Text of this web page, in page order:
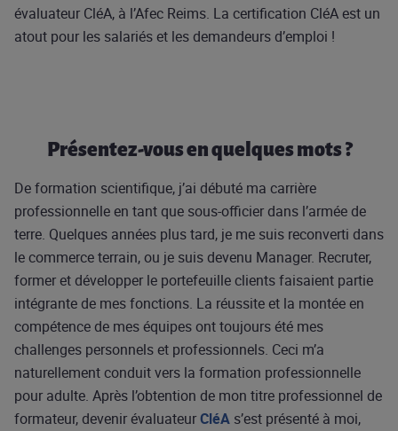
évaluateur CléA, à l’Afec Reims. La certification CléA est un
atout pour les salariés et les demandeurs d’emploi !
Présentez-vous en quelques mots ?
De formation scientifique, j’ai débuté ma carrière
professionnelle en tant que sous-officier dans l’armée de
terre. Quelques années plus tard, je me suis reconverti dans
le commerce terrain, ou je suis devenu Manager. Recruter,
former et développer le portefeuille clients faisaient partie
intégrante de mes fonctions. La réussite et la montée en
compétence de mes équipes ont toujours été mes
challenges personnels et professionnels. Ceci m’a
naturellement conduit vers la formation professionnelle
pour adulte. Après l’obtention de mon titre professionnel de
formateur, devenir évaluateurCléA s’est présenté à moi,